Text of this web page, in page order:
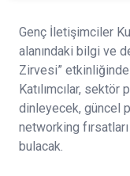
Genç İletişimciler
alanındaki bilgi ve
Zirvesi”
Katılımcılar,
dinleyecek, güncel
networking
bulacak.